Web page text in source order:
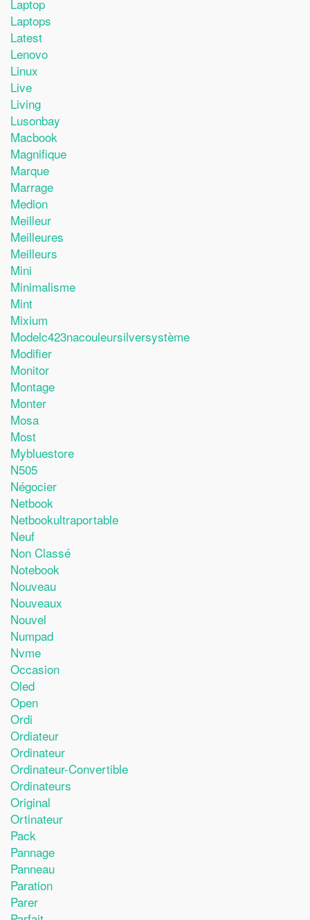
Laptop
Laptops
Latest
Lenovo
Linux
Live
Living
Lusonbay
Macbook
Magnifique
Marque
Marrage
Medion
Meilleur
Meilleures
Meilleurs
Mini
Minimalisme
Mint
Mixium
Modelc423nacouleursilversystème
Modifier
Monitor
Montage
Monter
Mosa
Most
Mybluestore
N505
Négocier
Netbook
Netbookultraportable
Neuf
Non Classé
Notebook
Nouveau
Nouveaux
Nouvel
Numpad
Nvme
Occasion
Oled
Open
Ordi
Ordiateur
Ordinateur
Ordinateur-Convertible
Ordinateurs
Original
Ortinateur
Pack
Pannage
Panneau
Paration
Parer